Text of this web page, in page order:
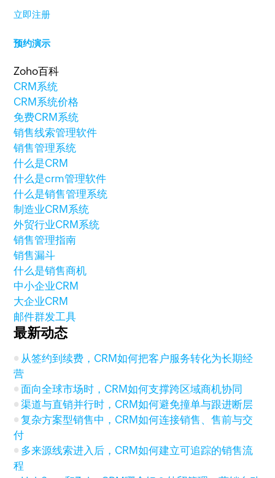
立即注册
预约演示
Zoho百科
CRM系统
CRM系统价格
免费CRM系统
销售线索管理软件
销售管理系统
什么是CRM
什么是crm管理软件
什么是销售管理系统
制造业CRM系统
外贸行业CRM系统
销售管理指南
销售漏斗
什么是销售商机
中小企业CRM
大企业CRM
邮件群发工具
最新动态
从签约到续费，CRM如何把客户服务转化为长期经
营
面向全球市场时，CRM如何支撑跨区域商机协同
渠道与直销并行时，CRM如何避免撞单与跟进断层
复杂方案型销售中，CRM如何连接销售、售前与交
付
多来源线索进入后，CRM如何建立可追踪的销售流
程